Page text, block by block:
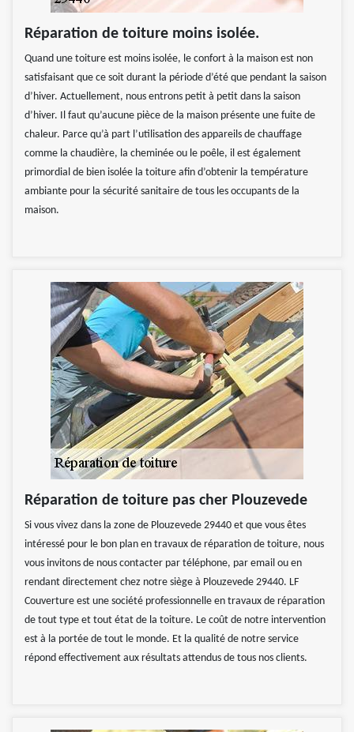
Réparation de toiture moins isolée.
Quand une toiture est moins isolée, le confort à la maison est non
satisfaisant que ce soit durant la période d’été que pendant la saison
d’hiver. Actuellement, nous entrons petit à petit dans la saison
d’hiver. Il faut qu’aucune pièce de la maison présente une fuite de
chaleur. Parce qu’à part l’utilisation des appareils de chauffage
comme la chaudière, la cheminée ou le poêle, il est également
primordial de bien isolée la toiture afin d’obtenir la température
ambiante pour la sécurité sanitaire de tous les occupants de la
maison.
Réparation de toiture pas cher Plouzevede
Si vous vivez dans la zone de Plouzevede 29440 et que vous êtes
intéressé pour le bon plan en travaux de réparation de toiture, nous
vous invitons de nous contacter par téléphone, par email ou en
rendant directement chez notre siège à Plouzevede 29440. LF
Couverture est une société professionnelle en travaux de réparation
de tout type et tout état de la toiture. Le coût de notre intervention
est à la portée de tout le monde. Et la qualité de notre service
répond effectivement aux résultats attendus de tous nos clients.